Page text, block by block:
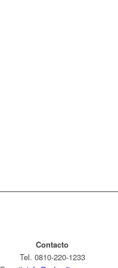
Contacto
Tel. 0810-220-1233